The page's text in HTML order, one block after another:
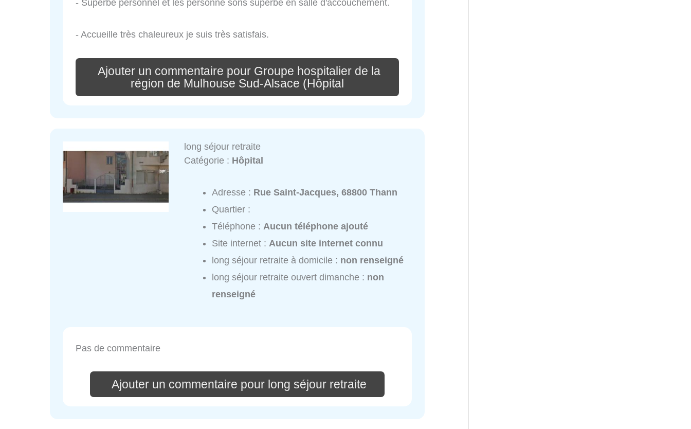
- Superbe personnel et les personne sons superbe en salle d'accouchement.
- Accueille très chaleureux je suis très satisfais.
Ajouter un commentaire pour Groupe hospitalier de la
région de Mulhouse Sud-Alsace (Hôpital
long séjour retraite
Catégorie : Hôpital
Adresse : Rue Saint-Jacques, 68800 Thann
Quartier :
Téléphone : Aucun téléphone ajouté
Site internet : Aucun site internet connu
long séjour retraite à domicile : non renseigné
long séjour retraite ouvert dimanche : non
renseigné
Pas de commentaire
Ajouter un commentaire pour long séjour retraite